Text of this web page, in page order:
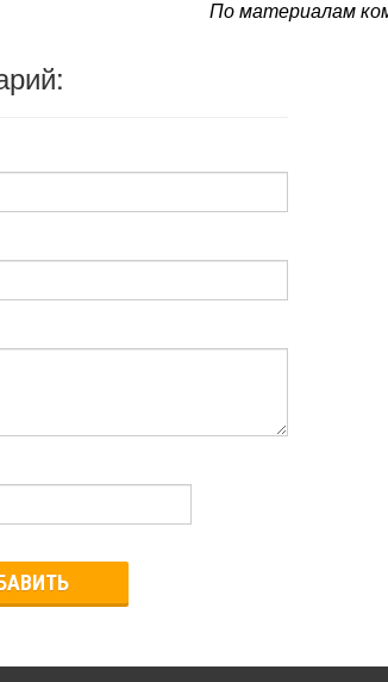
По материалам